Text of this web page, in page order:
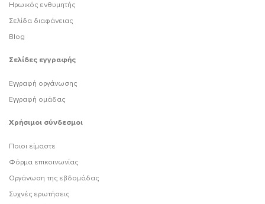
Ηρωικός ενθυμητής
Σελίδα διαφάνειας
Blog
Σελίδες εγγραφής
Εγγραφή οργάνωσης
Εγγραφή ομάδας
Χρήσιμοι σύνδεσμοι
Ποιοι είμαστε
Φόρμα επικοινωνίας
Οργάνωση της εβδομάδας
Συχνές ερωτήσεις